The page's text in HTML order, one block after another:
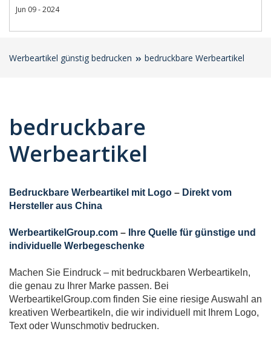
Jun 09 - 2024
Werbeartikel günstig bedrucken bedruckbare Werbeartikel
bedruckbare
Werbeartikel
Bedruckbare Werbeartikel mit Logo – Direkt vom
Hersteller aus China
WerbeartikelGroup.com –
Ihre Quelle für günstige und
individuelle Werbegeschenke
Machen Sie Eindruck – mit bedruckbaren Werbeartikeln,
die genau zu Ihrer Marke passen. Bei
WerbeartikelGroup.com finden Sie eine riesige Auswahl an
kreativen Werbeartikeln, die wir individuell mit Ihrem Logo,
Text oder Wunschmotiv bedrucken.